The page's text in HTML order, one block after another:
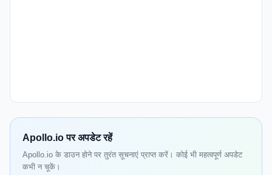
Apollo.io पर अपडेट रहें
Apollo.io के डाउन होने पर तुरंत सूचनाएं प्राप्त करें। कोई भी महत्वपूर्ण अपडेट
कभी न चूकें।